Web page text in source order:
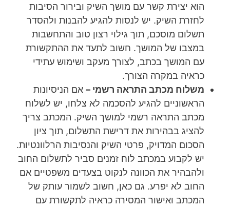
הוא יצירת קשר עם מושך השיק ובירור הסיבות
לחזרת השיק. יש לנסות להגיע להבנות ולהסדר
תשלום מוסכם, תוך גילוי רצון טוב והתחשבות
במצבו של המושך. חשוב לתעד את ההתקשורת
עם המושך בכתב, לצורך מעקב ושימוש עתידי
כראיה במקרה הצורך.
משלוח מכתב התראה רשמי – אם הניסיונות
הראשוניים להגיע להסכמה לא צלחו, יש לשלוח
מכתב התראה רשמי למושך השיק. המכתב צריך
להציג בבהירות את דרישת התשלום, תוך ציון
הסכום המדויק, פרטי השיק והנסיבות הרלוונטיות.
יש לקבוע במכתב לוח זמנים סביר לתשלום החוב
ולהבהיר את הכוונה לנקוט בצעדים משפטיים אם
החוב לא יפרע. גם כאן, חשוב לשמור עותק של
המכתב ואישור המסירה כראיה לתקשורת עם